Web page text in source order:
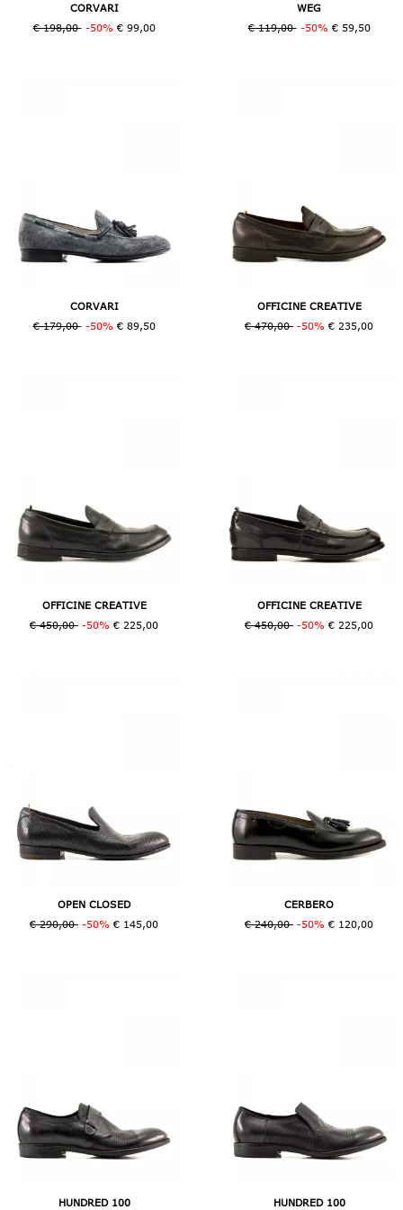
CORVARI
€ 198,00-50% € 99,00
WEG
€ 119,00-50% € 59,50
CORVARI
€ 179,00-50% € 89,50
OFFICINE CREATIVE
€ 470,00 -50% € 235,00
OFFICINE CREATIVE
€ 450,00 -50% € 225,00
OFFICINE CREATIVE
€ 450,00 -50% € 225,00
OPEN CLOSED
€ 290,00 -50% € 145,00
CERBERO
€ 240,00 -50% € 120,00
HUNDRED 100
HUNDRED 100